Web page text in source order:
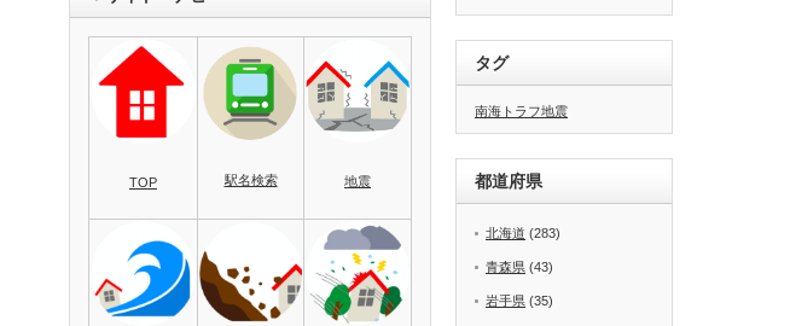
TOP 駅名検索 地震
タグ
南海トラフ地震
都道府県
北海道 (283)
青森県 (43)
岩手県 (35)